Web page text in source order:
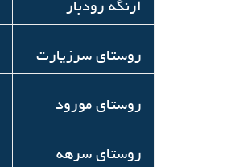
ارنگه رودبار
روستای سرزیارت
روستاي مورود
روستاي سرهه